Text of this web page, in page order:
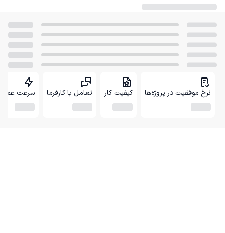
نرخ موفقیت در پروژه‌ها کیفیت کار تعامل با کارفرما سرعت عمل